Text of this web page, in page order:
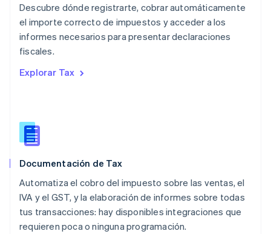
Descubre dónde registrarte, cobrar automáticamente
el importe correcto de impuestos y acceder a los
informes necesarios para presentar declaraciones
fiscales.
Explorar Tax
Documentación de Tax
Automatiza el cobro del impuesto sobre las ventas, el
IVA y el GST, y la elaboración de informes sobre todas
tus transacciones: hay disponibles integraciones que
requieren poca o ninguna programación.
English
México
Español
Noruega
English
Nueva Zelandia
English
English
Portugal
RAE de Hong Kong, China
English简体中文
Reino Unido
English
República Checa
English